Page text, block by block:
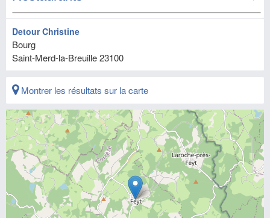
Detour Christine
Bourg
Saint-Merd-la-Breuille23100
Montrer les résultats sur la carte